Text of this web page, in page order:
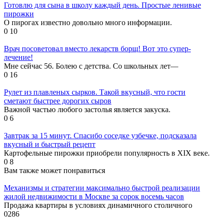
Готовлю для сына в школу каждый день. Простые ленивые
пирожки
О пирогах известно довольно много информации.
0 10
Врач посоветовал вместо лекарств борщ! Вот это супер-
лечение!
Мне сейчас 56. Болею с детства. Со школьных лет—
0 16
Рулет из плавленых сырков. Такой вкусный, что гости
сметают быстрее дорогих сыров
Важной частью любого застолья является закуска.
0 6
Завтрак за 15 минут. Спасибо соседке узбечке, подсказала
вкусный и быстрый рецепт
Картофельные пирожки приобрели популярность в XIX веке.
0 8
Вам также может понравиться
Механизмы и стратегии максимально быстрой реализации
жилой недвижимости в Москве за сорок восемь часов
Продажа квартиры в условиях динамичного столичного
0286